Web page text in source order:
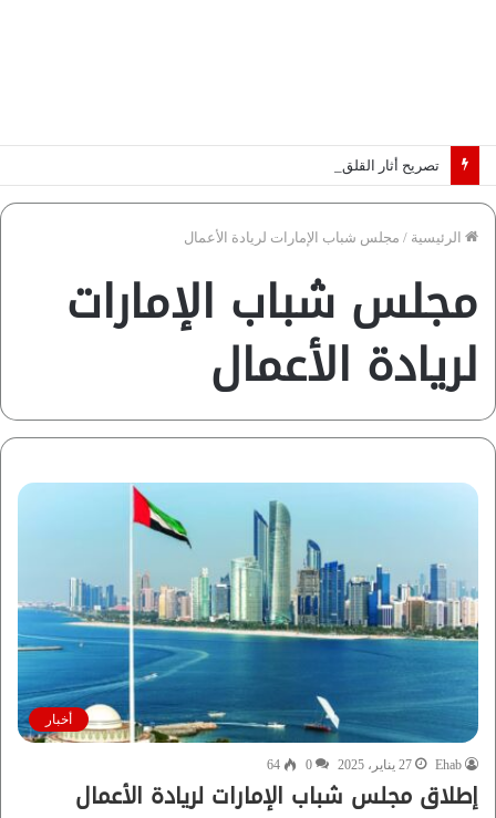
الرئيسية / مجلس شباب الإمارات لريادة الأعمال
مجلس شباب الإمارات
لريادة الأعمال
أخبار
Ehab 27 يناير، 2025 0
64
إطلاق مجلس شباب الإمارات لريادة الأعمال